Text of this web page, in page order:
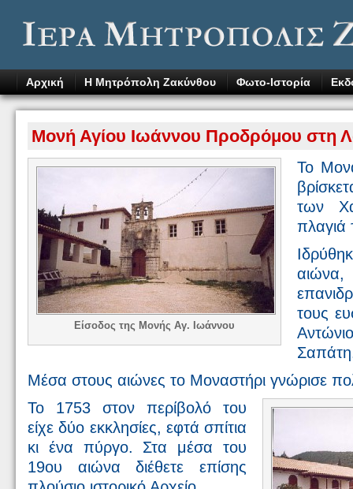
Αρχική Η Μητρόπολη Ζακύνθου Φωτο-Ιστορία
Μονή Αγίου Ιωάννου Προδρόμου στη
Είσοδος της Μονής Αγ. Ιωάννου
Το
των
πλαγιά
τους
Μέσα στους αιώνες το Μοναστήρι γνώρισε
Το 1753 στον περίβολό του
είχε δύο εκκλησίες, εφτά σπίτια
κι ένα πύργο. Στα μέσα του
19ου αιώνα διέθετε επίσης